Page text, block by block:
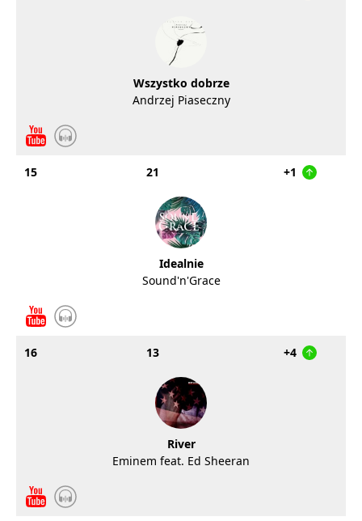
Wszystko dobrze
Andrzej Piaseczny
15 21 +1
Idealnie
Sound'n'Grace
16 13 +4
River
Eminem feat. Ed Sheeran